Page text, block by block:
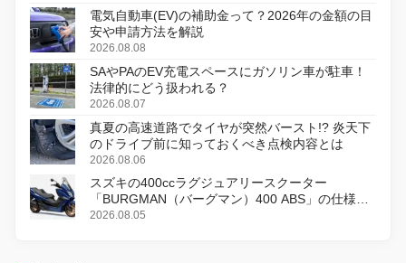
電気自動車(EV)の補助金って？2026年の金額の目
安や申請方法を解説
2026.08.08
SAやPAのEV充電スペースにガソリン車が駐車！
法律的にどう扱われる？
2026.08.07
真夏の高速道路でタイヤが突然バースト!? 炎天下
のドライブ前に知っておくべき点検内容とは
2026.08.06
スズキの400ccラグジュアリースクーター
「BURGMAN（バーグマン）400 ABS」の仕様を
変更し、8月18日に発売
2026.08.05